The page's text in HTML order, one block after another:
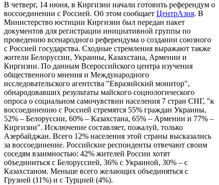
В четверг, 14 июня, в Киргизии начали готовить референдум о
воссоединении с Россией. Об этом сообщает ЦентрАзия. В
Министерство юстиции Киргизии был передан пакет
документов для регистрации инициативной группы по
проведению всенародного референдума о создании союзного
с Россией государства. Сходные стремления выражают также
жители Белоруссии, Украины, Казахстана, Армении и
Киргизии. По данным Всероссийского центра изучения
общественного мнения и Международного
исследовательского агентства "Евразийский монитор",
обнародовавших результаты майского социологического
опроса о социальном самочувствии населения 7 стран СНГ, "к
воссоединению с Россией стремятся 55% граждан Украины,
52% – Белоруссии, 60% – Казахстана, 65% – Армении и 77% –
Киргизии". Исключение составляет, пожалуй, только
Азербайджан. Всего 12% населения этой страны высказались
за воссоединение. Российские респонденты отвечают своим
соседям взаимностью: 42% жителей России хотят
объединиться с Белоруссией, 36% с Украиной, 30% – с
Казахстаном. Меньше всего желающих объединяться с
Грузией (11%) и с Турцией (4%).